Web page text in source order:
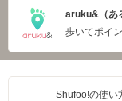
aruku&（あ
歩いてポイ
Shufoo!の使い